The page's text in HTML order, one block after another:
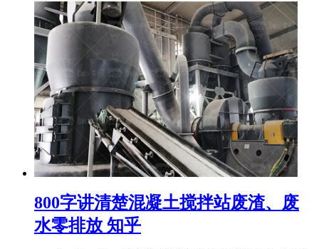
800字讲清楚混凝土搅拌站废渣、废
水零排放 知乎